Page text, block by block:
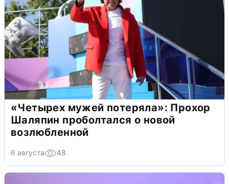
«Четырех мужей потеряла»: Прохор
Шаляпин проболтался о новой
возлюбленной
6 августа 48